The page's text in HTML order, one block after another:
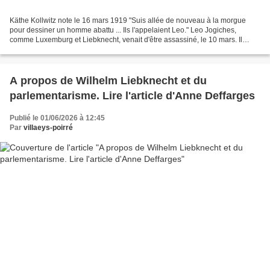
Käthe Kollwitz note le 16 mars 1919 "Suis allée de nouveau à la morgue
pour dessiner un homme abattu ... Ils l'appelaient Leo." Leo Jogiches,
comme Luxemburg et Liebknecht, venait d'être assassiné, le 10 mars. Il
A propos de Wilhelm Liebknecht et du
parlementarisme. Lire l'article d'Anne Deffarges
Publié le 01/06/2026 à 12:45
Par villaeys-poirré